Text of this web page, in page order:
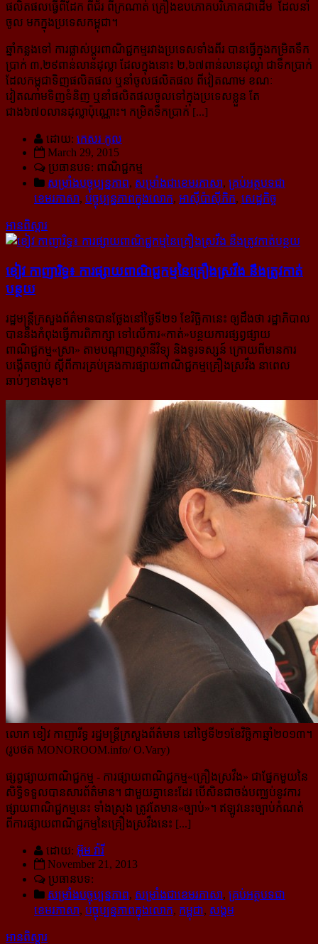
ផលិតផលធ្វើពីដែក ពីជ័រ ពីក្រណាត់ គ្រឿងឧបភោគបរិភោគជាដើម ដែលនាំ
ចូល មក​ក្នុង​​ប្រទេសកម្ពុជា។
ឆ្នាំកន្លងទៅ ការផ្លាស់ប្ដូរពាណិជ្ជកម្មរវាងប្រទេសទាំងពីរ បានធ្វើក្នុងកម្រិតទឹក
ប្រាក់ ៣,២៩ពាន់លានដុល្លា ដែលក្នុង​នោះ ២,៦៧ពាន់លានដុល្លា ជាទឹកប្រាក់
ដែលកម្ពុជាទិញផលិតផល ឬនាំចូលផលិតផល ពីវៀតណាម ខណៈ​
វៀតណាម​ទិញទំនិញ ឬនាំផលិតផលចូលទៅក្នុងប្រទេសខ្លួន តែ
ជាង៦៧០លានដុល្លាប៉ុណ្ណោះ។ កម្រិតទឹកប្រាក់ [...]
ដោយ: កេសរ កូល
March 29, 2015
ប្រធានបទ: ពាណិជ្ជកម្ម
សម្រាំងបច្ចុប្បន្នភាព, សម្រាំងជាខេមរភាសា, គ្រប់អត្ថបទជា
ខេមរភាសា, បច្ចុប្បន្នភាពក្នុងលោក, អាស៊ីប៉ាស៊ីភិក, សេដ្ឋកិច្ច
អានពិស្ដារ
ខៀវ កាញារិទ្ធ៖ ការ​ផ្សាយ​ពាណិជ្ជកម្ម​នៃ​គ្រឿង​ស្រវឹង នឹង​ត្រូវ​កាត់​
បន្ថយ
រដ្ឋមន្រ្តីក្រសួងព័ត៌មានបានថ្លែងនៅថ្ងៃទី២១ ខែវិច្ឆិកានេះ ឲ្យដឹងថា រដ្ឋាភិបាល
បាននឹងកំពុងធ្វើការពិភាក្សា ទៅលើការ​«កាត់»បន្ថយការផ្សព្វផ្សាយ
ពាណិជ្ជកម្ម«ស្រា» តាមបណ្តាញស្ថានីវិទ្យុ និងទូរទស្សន៍ ក្រោយពីមានការ
បង្កើតច្បាប់ ស្តីពី​ការគ្រប់គ្រងការផ្សាយពាណិជ្ជកម្មគ្រឿងស្រវឹង នាពេល
ឆាប់ៗខាងមុខ។
លោក ខៀវ កាញារីទ្ធ រដ្ឋមន្រ្តីក្រសួងព័ត៌មាន នៅថ្ងៃទី២១ខែវិច្ឆិកាឆ្នាំ២០១៣។
(រូបថត MONOROOM.info/ O.Vary)
ផ្សព្វផ្សាយពាណិជ្ជកម្ម - ការផ្សាយពាណិជ្ជកម្ម«គ្រឿងស្រវឹង» ជាផ្នែកមួយនៃ
សិទ្ធិទទួលបានសារព័ត៌មាន។ ជាមួយគ្នា​នេះដែរ បើសិនជាចង់បញ្ឈប់នូវការ
ផ្សាយពាណិជ្ជកម្មនេះ ទាំងស្រុង ត្រូវតែមាន«ច្បាប់»។ ឥឡូវនេះច្បាប់កំណត់
ពីការ​ផ្សាយពាណិជ្ជកម្មនៃគ្រឿងស្រវឹងនេះ [...]
ដោយ: អ៊ុម វ៉ារី
November 21, 2013
ប្រធានបទ:
សម្រាំងបច្ចុប្បន្នភាព, សម្រាំងជាខេមរភាសា, គ្រប់អត្ថបទជា
ខេមរភាសា, បច្ចុប្បន្នភាពក្នុងលោក, កម្ពុជា, សង្គម
អានពិស្ដារ